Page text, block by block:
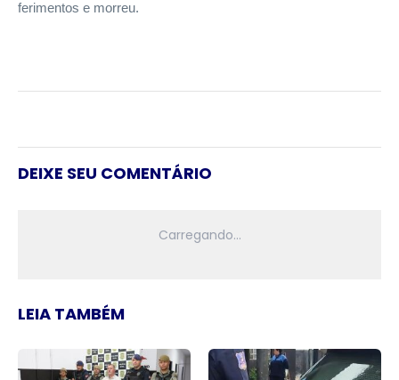
ferimentos e morreu.
DEIXE SEU COMENTÁRIO
LEIA TAMBÉM